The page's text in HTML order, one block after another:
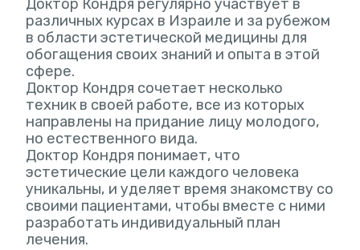
Доктор Кондря регулярно участвует в
различных курсах в Израиле и за рубежом
в области эстетической медицины для
обогащения своих знаний и опыта в этой
сфере.
Доктор Кондря сочетает несколько
техник в своей работе, все из которых
направлены на придание лицу молодого,
но естественного вида.
Доктор Кондря понимает, что
эстетические цели каждого человека
уникальны, и уделяет время знакомству со
своими пациентами, чтобы вместе с ними
разработать индивидуальный план
лечения.